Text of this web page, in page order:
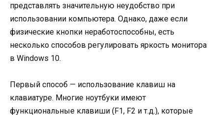
представлять значительную неудобство при
использовании компьютера. Однако, даже если
физические кнопки неработоспособны, есть
несколько способов регулировать яркость монитора
в Windows 10.
Первый способ — использование клавиш на
клавиатуре. Многие ноутбуки имеют
функциональные клавиши (F1, F2 и т.д.), которые